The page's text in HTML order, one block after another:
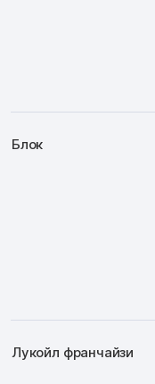
Блок
Лукойл франчайзи